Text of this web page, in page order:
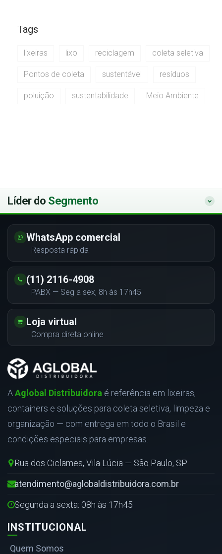
Tags
lixeiras lixo reciclagem coleta seletiva
Pontos de coleta sustentável resíduos
poluição sustentabilidade Meio Ambiente
Líder do Segmento
WhatsApp comercial
Resposta rápida
(11) 2116-4908
PABX — Seg a sex, 8h às 17h45
Loja virtual
Compra direta online
AAglobal Distribuidora é referência em lixeiras,
containers e soluções para coleta seletiva, limpeza e
organização — com entrega em todo o Brasil e
condições especiais para empresas.
Rua dos Ciclames, Vila Lúcia — São Paulo, SP
atendimento@aglobaldistribuidora.com.br
Segunda a sexta: 08h às 17h45
INSTITUCIONAL
Quem Somos